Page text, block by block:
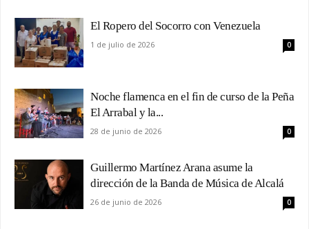
El Ropero del Socorro con Venezuela
1 de julio de 2026 0
Noche flamenca en el fin de curso de la Peña
El Arrabal y la...
28 de junio de 2026 0
Guillermo Martínez Arana asume la
dirección de la Banda de Música de Alcalá
26 de junio de 2026 0